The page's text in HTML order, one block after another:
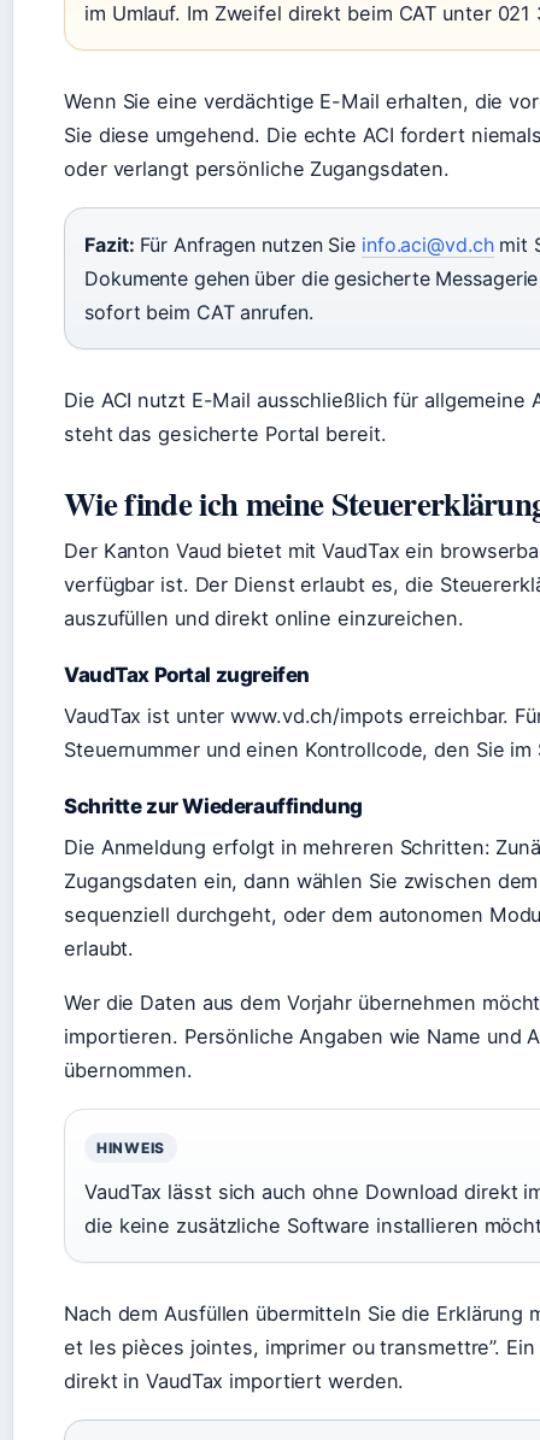
im Umlauf. Im Zweifel direkt beim CAT unter
Wenn Sie eine verdächtige E-Mail erhalten, die
Sie diese umgehend. Die echte ACI fordert
oder verlangt persönliche Zugangsdaten.
Fazit: Für Anfragen nutzen Sie info.aci@vd.chmit
Dokumente gehen über die gesicherte
sofort beim CAT anrufen.
Die ACI nutzt E-Mail ausschließlich für
steht das gesicherte Portal bereit.
Wie finde ich meine
Der Kanton Vaud bietet mit VaudTax ein
verfügbar ist. Der Dienst erlaubt es, die
auszufüllen und direkt online einzureichen.
VaudTax Portal zugreifen
VaudTax ist unter www.vd.ch/impots erreichbar.
Steuernummer und einen Kontrollcode, den Sie
Schritte zur Wiederauffindung
Die Anmeldung erfolgt in mehreren Schritten:
Zugangsdaten ein, dann wählen Sie zwischen
sequenziell durchgeht, oder dem autonomen
erlaubt.
Wer die Daten aus dem Vorjahr übernehmen
importieren. Persönliche Angaben wie Name und
übernommen.
HINWEIS
VaudTax lässt sich auch ohne Download direkt
die keine zusätzliche Software installieren
Nach dem Ausfüllen übermitteln Sie die Erklärung
et les pièces jointes, imprimer ou transmettre”.
direkt in VaudTax importiert werden.